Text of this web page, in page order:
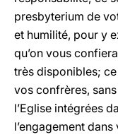
presbyterium de
et humilité, pour y
qu’on vous
très disponibles;
vos confrères,
l’Eglise intégrées
l’engagement